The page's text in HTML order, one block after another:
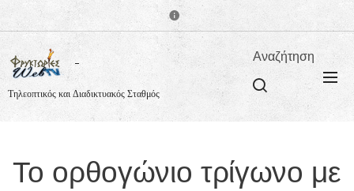
Τηλεοπτικός και Διαδικτυακός Σταθμός
Αναζήτηση
Το ορθογώνιο τρίγωνο με